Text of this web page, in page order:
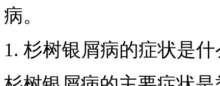
病。
1. 杉树银屑病的症状是